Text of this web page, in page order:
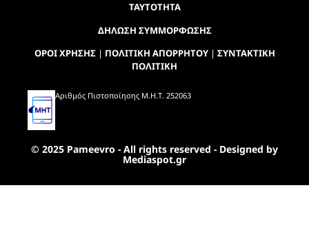
ΤΑΥΤΟΤΗΤΑ
ΔΗΛΩΣΗ ΣΥΜΜΟΡΦΩΣΗΣ
ΟΡΟΙ ΧΡΗΣΗΣ| ΠΟΛΙΤΙΚΗ ΑΠΟΡΡΗΤΟΥ| ΣΥΝΤΑΚΤΙΚΗ
ΠΟΛΙΤΙΚΗ
Αριθμός Πιστοποίησης Μ.Η.Τ. 252063
© 2025 Pameevro - All rights reserved - Designed by
Mediaspot.gr